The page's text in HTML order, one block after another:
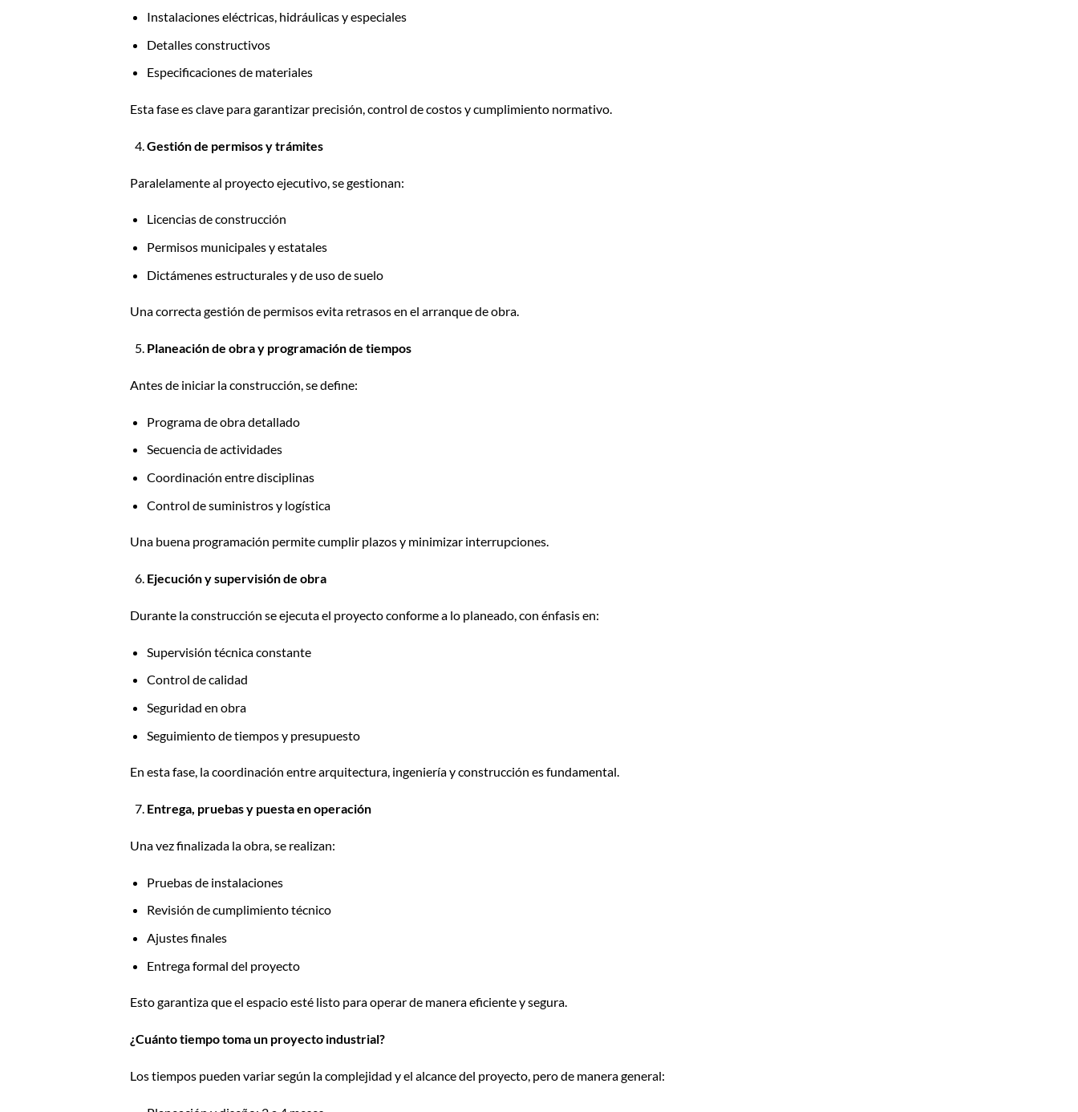
Instalaciones eléctricas, hidráulicas y especiales
Detalles constructivos
Especificaciones de materiales
Esta fase es clave para garantizar precisión, control de costos y cumplimiento normativo.
Gestión de permisos y trámites
Paralelamente al proyecto ejecutivo, se gestionan:
Licencias de construcción
Permisos municipales y estatales
Dictámenes estructurales y de uso de suelo
Una correcta gestión de permisos evita retrasos en el arranque de obra.
Planeación de obra y programación de tiempos
Antes de iniciar la construcción, se define:
Programa de obra detallado
Secuencia de actividades
Coordinación entre disciplinas
Control de suministros y logística
Una buena programación permite cumplir plazos y minimizar interrupciones.
Ejecución y supervisión de obra
Durante la construcción se ejecuta el proyecto conforme a lo planeado, con énfasis en:
Supervisión técnica constante
Control de calidad
Seguridad en obra
Seguimiento de tiempos y presupuesto
En esta fase, la coordinación entre arquitectura, ingeniería y construcción es fundamental.
Entrega, pruebas y puesta en operación
Una vez finalizada la obra, se realizan:
Pruebas de instalaciones
Revisión de cumplimiento técnico
Ajustes finales
Entrega formal del proyecto
Esto garantiza que el espacio esté listo para operar de manera eficiente y segura.
¿Cuánto tiempo toma un proyecto industrial?
Los tiempos pueden variar según la complejidad y el alcance del proyecto, pero de manera general: